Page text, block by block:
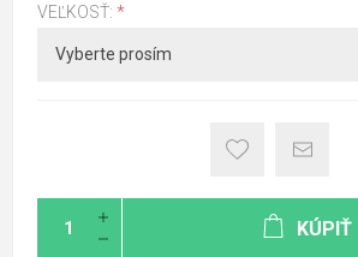
VEĽKOSŤ: *
KÚPIŤ